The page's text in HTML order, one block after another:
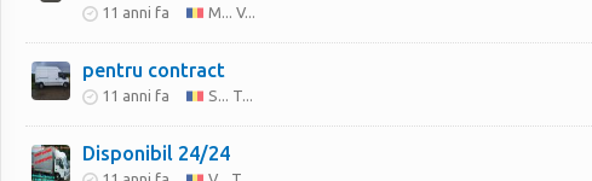
11 anni fa M... V...
pentru contract
11 anni fa S... T...
Disponibil 24/24